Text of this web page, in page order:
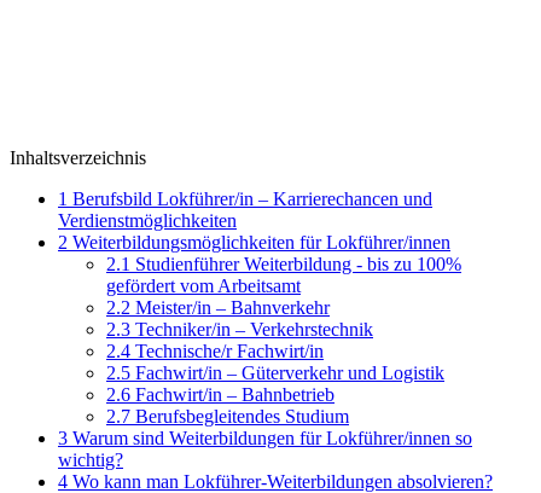
Inhaltsverzeichnis
1 Berufsbild Lokführer/in – Karrierechancen und
Verdienstmöglichkeiten
2 Weiterbildungsmöglichkeiten für Lokführer/innen
2.1 Studienführer Weiterbildung - bis zu 100%
gefördert vom Arbeitsamt
2.2 Meister/in – Bahnverkehr
2.3 Techniker/in – Verkehrstechnik
2.4 Technische/r Fachwirt/in
2.5 Fachwirt/in – Güterverkehr und Logistik
2.6 Fachwirt/in – Bahnbetrieb
2.7 Berufsbegleitendes Studium
3 Warum sind Weiterbildungen für Lokführer/innen so
wichtig?
4 Wo kann man Lokführer-Weiterbildungen absolvieren?